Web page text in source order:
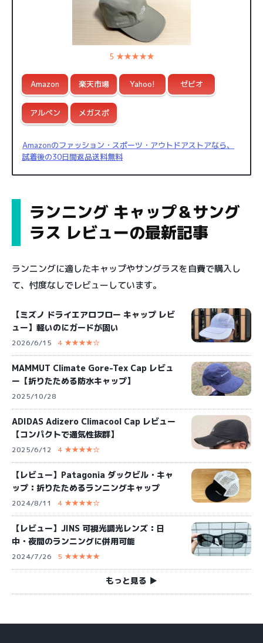
5 ★★★★★
Amazon 楽天市場 Yahoo! ゼビオ
アルペン メガスポ
Amazonのファッション・スポーツ・アウトドアストアなら、
試着後の30日間返品送料無料
ランニング キャップ＆サング
ラス レビューの最新記事
ランニングに適したキャップやサングラスを自費で購入し
て、忖度なしでレビューしています。
【ミズノ ドライエアロフロー キャップ レビ
ュー】軽いのにガードが固い
2026/6/15 4 ★★★★☆
MAMMUT Climate Gore-Tex Cap レビュ
ー【折りたためる防水キャップ】
2025/10/28
ADIDAS Adizero Climacool Cap レビュー
【コンパクトで通気性抜群】
2025/6/12 4 ★★★★☆
【レビュー】Patagonia ダックビル・キャ
ップ：折りたためるランニングキャップ
2024/8/11 4 ★★★★☆
【レビュー】JINS 可視光調光レンズ：日
中・夜間のランニングに併用可能
2024/7/26 5 ★★★★★
もっと見る ▶︎